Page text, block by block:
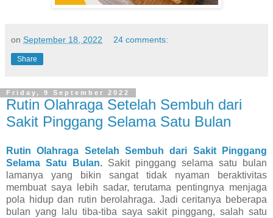
on September 18, 2022 24 comments:
Share
Friday, 9 September 2022
Rutin Olahraga Setelah Sembuh dari
Sakit Pinggang Selama Satu Bulan
Rutin Olahraga Setelah Sembuh dari Sakit Pinggang
Selama Satu Bulan. Sakit pinggang selama satu bulan
lamanya yang bikin sangat tidak nyaman beraktivitas
membuat saya lebih sadar, terutama pentingnya menjaga
pola hidup dan rutin berolahraga. Jadi ceritanya beberapa
bulan yang lalu tiba-tiba saya sakit pinggang, salah satu